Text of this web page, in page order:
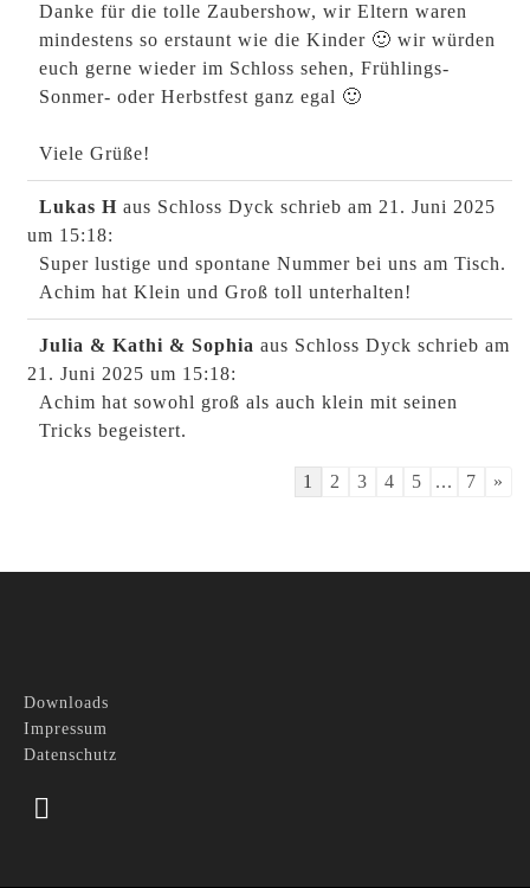
Danke für die tolle Zaubershow, wir Eltern waren
mindestens so erstaunt wie die Kinder 🙂 wir würden
euch gerne wieder im Schloss sehen, Frühlings-
Sonmer- oder Herbstfest ganz egal 🙂
Viele Grüße!
Lukas H aus Schloss Dyck schrieb am 21. Juni 2025
um 15:18:
Super lustige und spontane Nummer bei uns am Tisch.
Achim hat Klein und Groß toll unterhalten!
Julia & Kathi & Sophia aus Schloss Dyck schrieb am
21. Juni 2025 um 15:18:
Achim hat sowohl groß als auch klein mit seinen
Tricks begeistert.
Guestbook
1 2 3 4 5 ... 7 »
Downloads
Impressum
Datenschutz